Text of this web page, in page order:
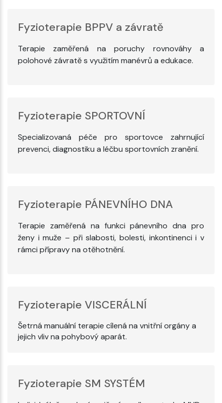
Fyzioterapie BPPV a závratě
Terapie zaměřená na poruchy rovnováhy a
polohové závratě s využitím manévrů a edukace.
Fyzioterapie SPORTOVNÍ
Specializovaná péče pro sportovce zahrnující
prevenci, diagnostiku a léčbu sportovních zranění.
Fyzioterapie PÁNEVNÍHO DNA
Terapie zaměřená na funkci pánevního dna pro
ženy i muže – při slabosti, bolesti, inkontinenci i v
rámci přípravy na otěhotnění.
Fyzioterapie VISCERÁLNÍ
Šetrná manuální terapie cílená na vnitřní orgány a
jejich vliv na pohybový aparát.
Fyzioterapie SM SYSTÉM